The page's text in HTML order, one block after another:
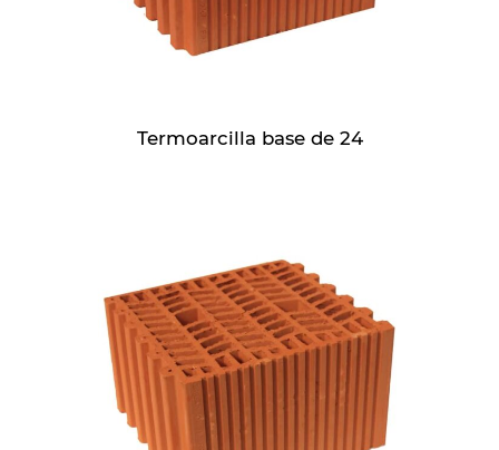
Termoarcilla base de 24